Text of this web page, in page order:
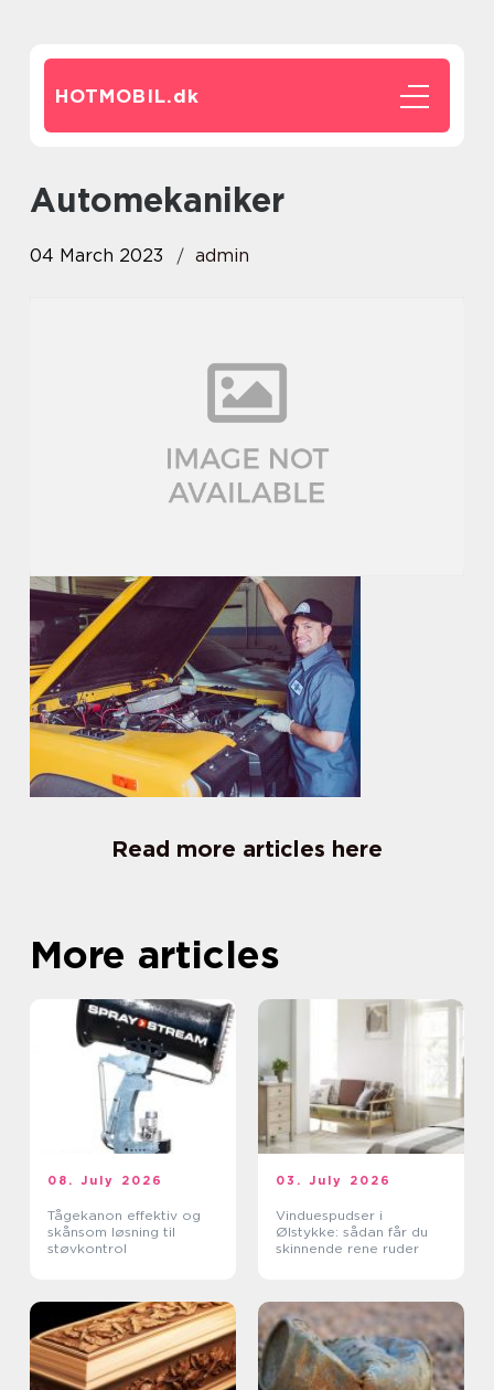
HOTMOBIL.dk
automekaniker
04 March 2023 admin
Read more articles here
More articles
08. July 2026
Tågekanon effektiv og
skånsom løsning til
støvkontrol
03. July 2026
Vinduespudser i
Ølstykke: sådan får du
skinnende rene ruder